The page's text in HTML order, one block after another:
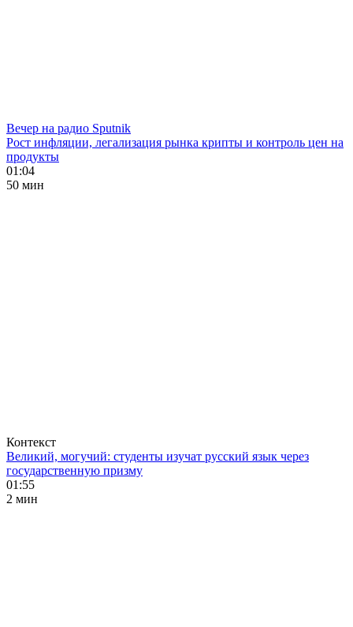
Вечер на радио Sputnik
Рост инфляции, легализация рынка крипты и контроль цен на
продукты
01:04
50 мин
Контекст
Великий, могучий: студенты изучат русский язык через
государственную призму
01:55
2 мин